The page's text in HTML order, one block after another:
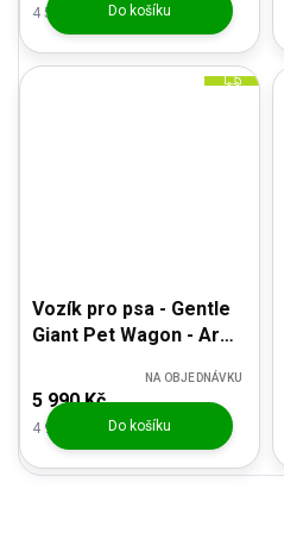
4 545,45 Kč bez DPH
Do košíku
Z
Vozík pro psa - Gentle
Giant Pet Wagon - Army
4 950,41 Kč bez DPH
5 990 Kč
NA OBJEDNÁVKU
Do košíku